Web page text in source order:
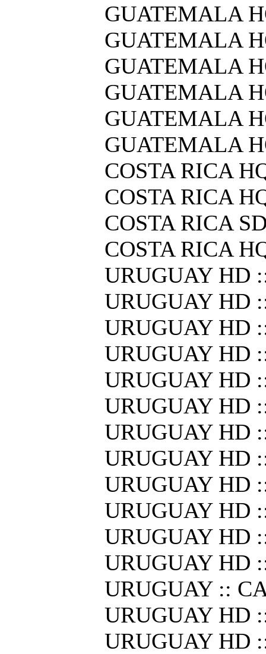
GUATEMALA
GUATEMALA
GUATEMALA
GUATEMALA
GUATEMALA
GUATEMALA
COSTA RICA
COSTA RICA
COSTA RICA
COSTA RICA
URUGUAY HD
URUGUAY HD
URUGUAY HD
URUGUAY HD
URUGUAY HD
URUGUAY HD
URUGUAY HD
URUGUAY HD
URUGUAY HD
URUGUAY HD
URUGUAY HD
URUGUAY HD
URUGUAY ::
URUGUAY HD
URUGUAY HD